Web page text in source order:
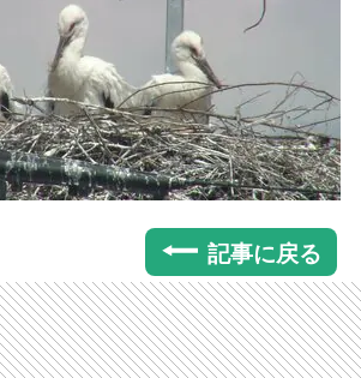
記事に戻る